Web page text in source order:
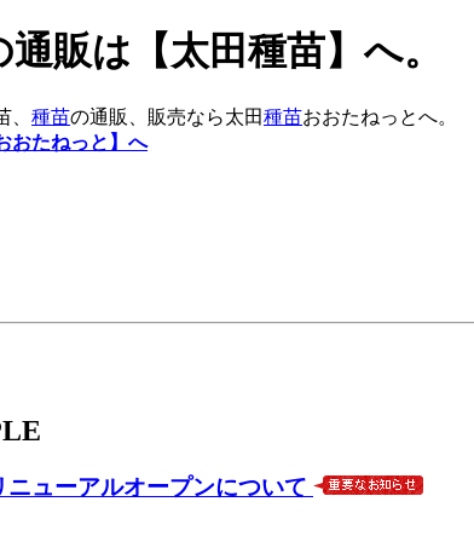
販は【太田種苗】へ。
種苗の通販、販売なら太田種苗おおたねっとへ。
おたねっと】へ
ニューアルオープンについて